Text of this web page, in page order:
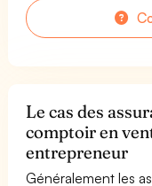
Le cas des
comptoir en
entrepreneur
Généralement les